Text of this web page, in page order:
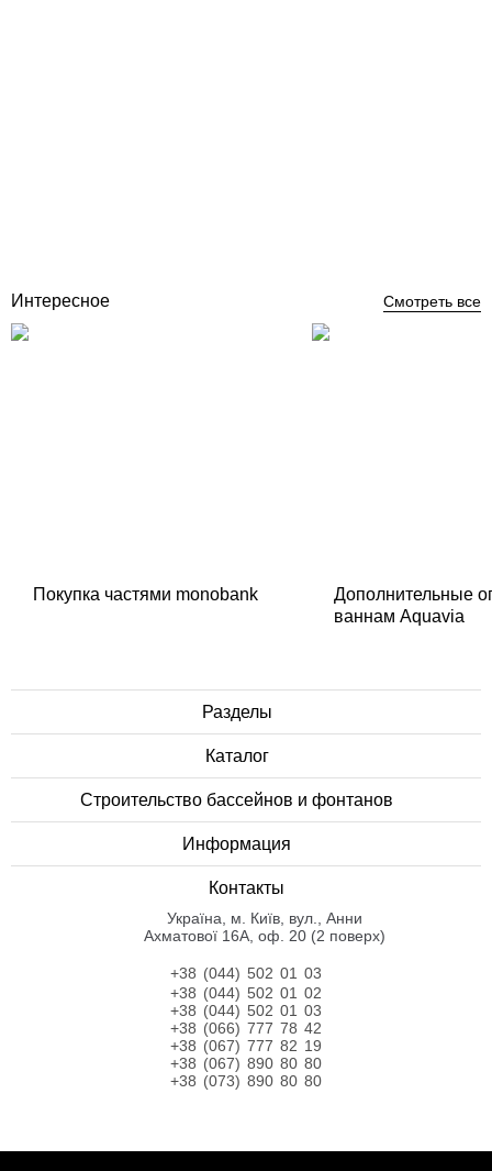
Интересное Смотреть все
Покупка частями monobank
Дополнительные
ваннам Aquavia
Разделы
Каталог
Строительство бассейнов и фонтанов
Информация
Контакты
Українa, м. Київ, вул., Анни
Ахматової 16А, оф. 20 (2 поверх)
+38 (044) 502 01 03
+38 (044) 502 01 02
+38 (044) 502 01 03
+38 (066) 777 78 42
+38 (067) 777 82 19
+38 (067) 890 80 80
+38 (073) 890 80 80